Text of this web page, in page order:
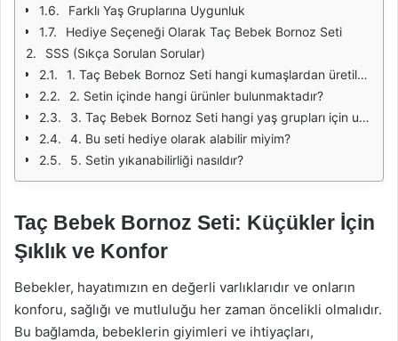
Farklı Yaş Gruplarına Uygunluk
Hediye Seçeneği Olarak Taç Bebek Bornoz Seti
SSS (Sıkça Sorulan Sorular)
1. Taç Bebek Bornoz Seti hangi kumaşlardan üretilmiştir?
2. Setin içinde hangi ürünler bulunmaktadır?
3. Taç Bebek Bornoz Seti hangi yaş grupları için uygundur?
4. Bu seti hediye olarak alabilir miyim?
5. Setin yıkanabilirliği nasıldır?
Taç Bebek Bornoz Seti: Küçükler İçin
Şıklık ve Konfor
Bebekler, hayatımızın en değerli varlıklarıdır ve onların
konforu, sağlığı ve mutluluğu her zaman öncelikli olmalıdır.
Bu bağlamda, bebeklerin giyimleri ve ihtiyaçları,